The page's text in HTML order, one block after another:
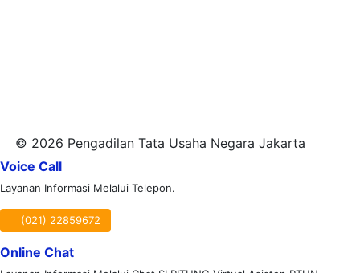
© 2026 Pengadilan Tata Usaha Negara Jakarta
Voice Call
Layanan Informasi Melalui Telepon.
(021) 22859672
Online Chat